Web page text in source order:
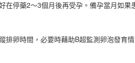
在停藥2～3個月後再受孕。備孕當月如果
卵時間，必要時藉助B超監測卵泡發育情